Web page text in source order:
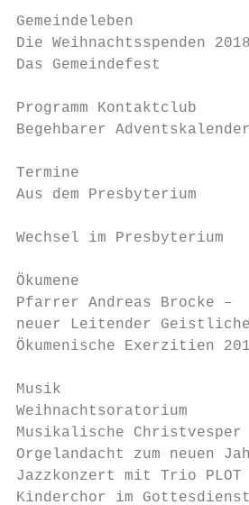
Gemeindeleben
Die
Das Gemeindefest
Programm Kontaktclub
Begehbarer
Termine
Aus dem Presbyterium
Wechsel im
Ökumene
Pfarrer Andreas
neuer Leitender
Ökumenische Exerzitien
Musik
Weihnachtsoratorium
Musikalische
Orgelandacht zum
Jazzkonzert mit Trio
Kinderchor im